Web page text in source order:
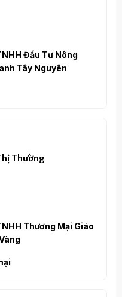
Đầu Tư Nông
Tây Nguyên
Thường
Thương Mại Giáo